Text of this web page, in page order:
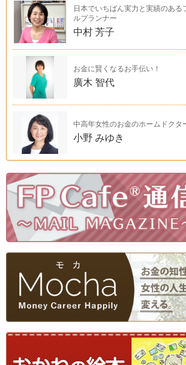
日本でいちばん実力と実績のある
ルプランナー
中村 芳子
お金に賢くなるお手伝い！
廣木 智代
中高年女性のお金のホームドクタ
小野 みゆき